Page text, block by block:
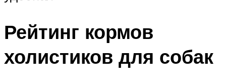
Рейтинг кормов
холистиков для собак